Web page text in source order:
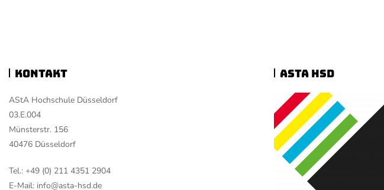
Kontakt
AStA Hochschule Düsseldorf
03.E.004
Münsterstr. 156
40476 Düsseldorf
Tel.: +49 (0) 211 4351 2904
E-Mail: info@asta-hsd.de
ASTA HSD